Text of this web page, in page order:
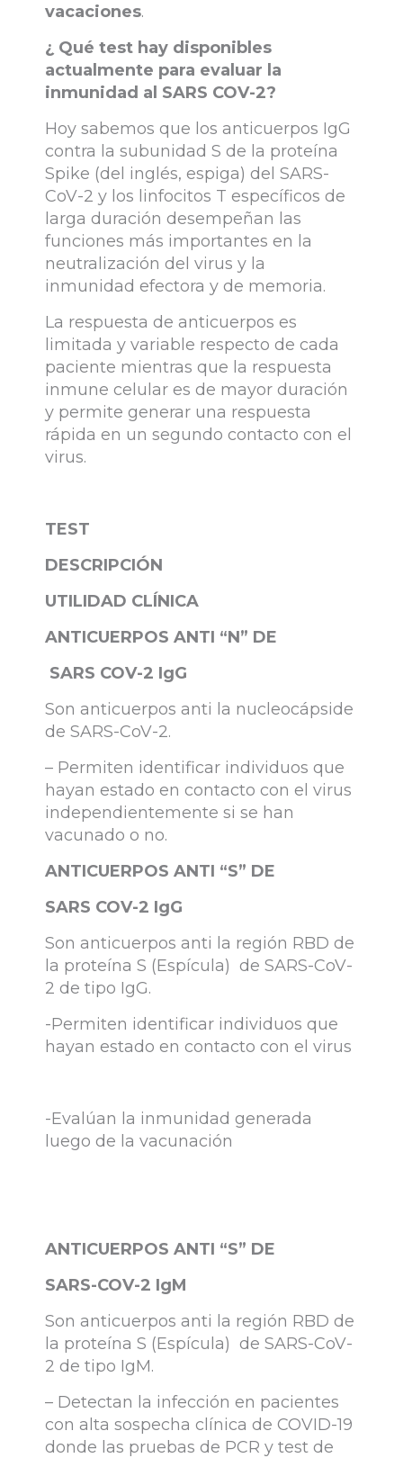
vacaciones.
¿ Qué test hay disponibles
actualmente para evaluar la
inmunidad al SARS COV-2?
Hoy sabemos que los anticuerpos IgG
contra la subunidad S de la proteína
Spike (del inglés, espiga) del SARS-
CoV-2 y los linfocitos T específicos de
larga duración desempeñan las
funciones más importantes en la
neutralización del virus y la
inmunidad efectora y de memoria.
La respuesta de anticuerpos es
limitada y variable respecto de cada
paciente mientras que la respuesta
inmune celular es de mayor duración
y permite generar una respuesta
rápida en un segundo contacto con el
virus.
TEST
DESCRIPCIÓN
UTILIDAD CLÍNICA
ANTICUERPOS ANTI “N” DE
SARS COV-2 IgG
Son anticuerpos anti la nucleocápside
de SARS-CoV-2.
– Permiten identificar individuos que
hayan estado en contacto con el virus
independientemente si se han
vacunado o no.
ANTICUERPOS ANTI “S” DE
SARS COV-2 IgG
Son anticuerpos anti la región RBD de
la proteína S (Espícula) de SARS-CoV-
2 de tipo IgG.
-Permiten identificar individuos que
hayan estado en contacto con el virus
-Evalúan la inmunidad generada
luego de la vacunación
ANTICUERPOS ANTI “S” DE
SARS-COV-2 IgM
Son anticuerpos anti la región RBD de
la proteína S (Espícula) de SARS-CoV-
2 de tipo IgM.
– Detectan la infección en pacientes
con alta sospecha clínica de COVID-19
donde las pruebas de PCR y test de